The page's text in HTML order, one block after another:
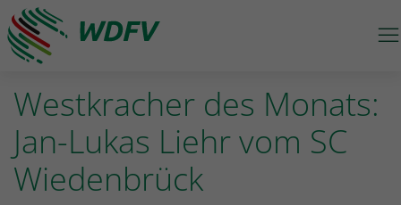
Logo: wdfv führt zur Starseite
Westkracher des Monats:
Jan-Lukas Liehr vom SC
Wiedenbrück